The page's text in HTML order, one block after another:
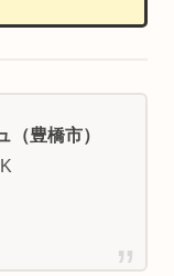
（豊橋市）